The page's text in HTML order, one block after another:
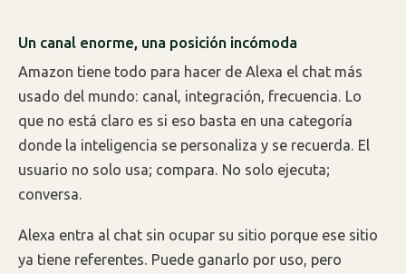
Un canal enorme, una posición incómoda
Amazon tiene todo para hacer de Alexa el chat más
usado del mundo: canal, integración, frecuencia. Lo
que no está claro es si eso basta en una categoría
donde la inteligencia se personaliza y se recuerda. El
usuario no solo usa; compara. No solo ejecuta;
conversa.
Alexa entra al chat sin ocupar su sitio porque ese sitio
ya tiene referentes. Puede ganarlo por uso, pero